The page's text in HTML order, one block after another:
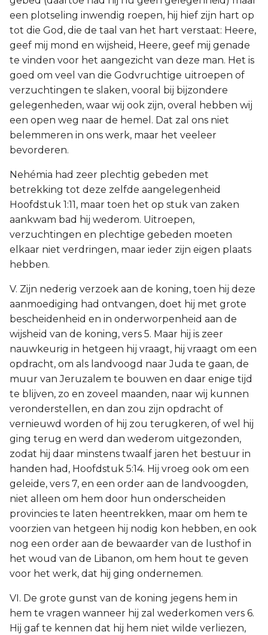
een plotseling inwendig roepen, hij hief zijn hart op
tot die God, die de taal van het hart verstaat: Heere,
geef mij mond en wijsheid, Heere, geef mij genade
te vinden voor het aangezicht van deze man. Het is
goed om veel van die Godvruchtige uitroepen of
verzuchtingen te slaken, vooral bij bijzondere
gelegenheden, waar wij ook zijn, overal hebben wij
een open weg naar de hemel. Dat zal ons niet
belemmeren in ons werk, maar het veeleer
bevorderen.
Nehémia had zeer plechtig gebeden met
betrekking tot deze zelfde aangelegenheid
Hoofdstuk 1:11, maar toen het op stuk van zaken
aankwam bad hij wederom. Uitroepen,
verzuchtingen en plechtige gebeden moeten
elkaar niet verdringen, maar ieder zijn eigen plaats
hebben.
V. Zijn nederig verzoek aan de koning, toen hij deze
aanmoediging had ontvangen, doet hij met grote
bescheidenheid en in onderworpenheid aan de
wijsheid van de koning, vers 5. Maar hij is zeer
nauwkeurig in hetgeen hij vraagt, hij vraagt om een
opdracht, om als landvoogd naar Juda te gaan, de
muur van Jeruzalem te bouwen en daar enige tijd
te blijven, zo en zoveel maanden, naar wij kunnen
veronderstellen, en dan zou zijn opdracht of
vernieuwd worden of hij zou terugkeren, of wel hij
ging terug en werd dan wederom uitgezonden,
zodat hij daar minstens twaalf jaren het bestuur in
handen had, Hoofdstuk 5:14. Hij vroeg ook om een
geleide, vers 7, en een order aan de landvoogden,
niet alleen om hem door hun onderscheiden
provincies te laten heentrekken, maar om hem te
voorzien van hetgeen hij nodig kon hebben, en ook
nog een order aan de bewaarder van de lusthof in
het woud van de Libanon, om hem hout te geven
voor het werk, dat hij ging ondernemen.
VI. De grote gunst van de koning jegens hem in
hem te vragen wanneer hij zal wederkomen vers 6.
Hij gaf te kennen dat hij hem niet wilde verliezen,